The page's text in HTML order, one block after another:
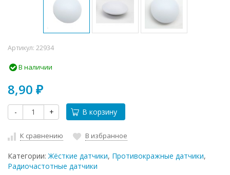
Артикул: 22934
В наличии
8,90 ₽
- + В корзину
К сравнению В избранное
Категории: Жёсткие датчики, Противокражные датчики,
Радиочастотные датчики